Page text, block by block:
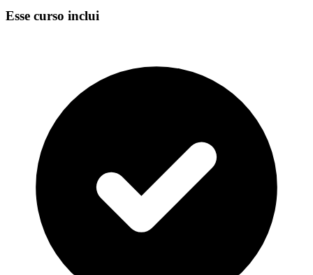
Esse curso inclui